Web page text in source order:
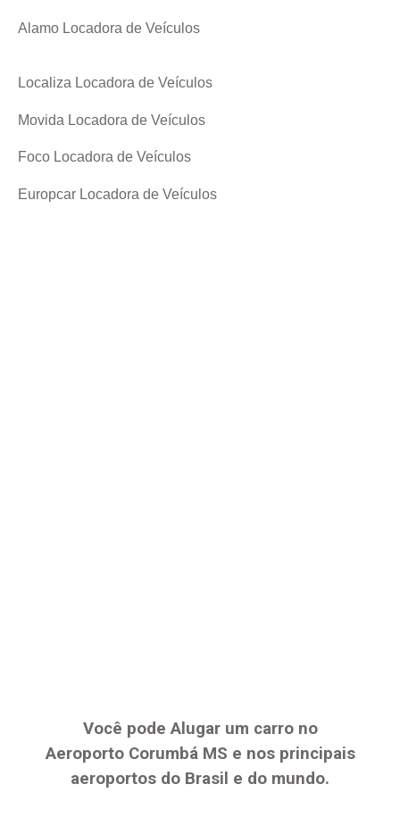
Alamo Locadora de Veículos
Localiza Locadora de Veículos
Movida Locadora de Veículos
Foco Locadora de Veículos
Europcar Locadora de Veículos
Você pode Alugar um carro no
Aeroporto Corumbá MS e nos principais
aeroportos do Brasil e do mundo.